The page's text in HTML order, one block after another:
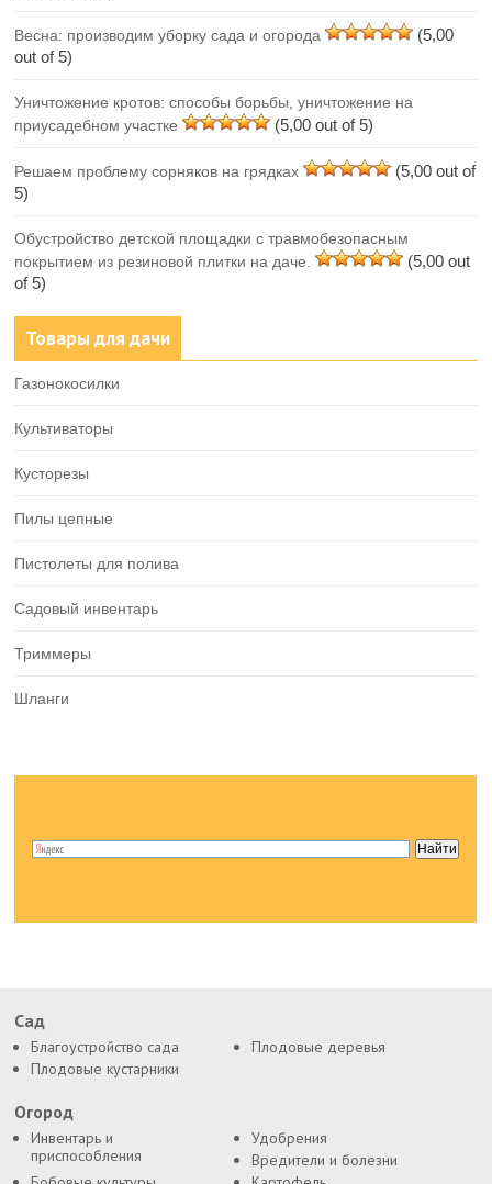
Весна: производим уборку сада и огорода
(5,00
out of 5)
Уничтожение кротов: способы борьбы, уничтожение на
приусадебном участке
(5,00 out of 5)
Решаем проблему сорняков на грядках
(5,00 out of
5)
Обустройство детской площадки с травмобезопасным
покрытием из резиновой плитки на даче.
(5,00 out
of 5)
Товары для дачи
Газонокосилки
Культиваторы
Кусторезы
Пилы цепные
Пистолеты для полива
Садовый инвентарь
Триммеры
Шланги
Сад
Благоустройство сада
Плодовые деревья
Плодовые кустарники
Огород
Инвентарь и
приспособления
Удобрения
Вредители и болезни